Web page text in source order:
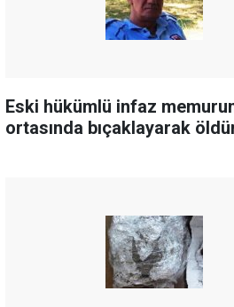
Eski hükümlü infaz
ortasında bıçaklayarak